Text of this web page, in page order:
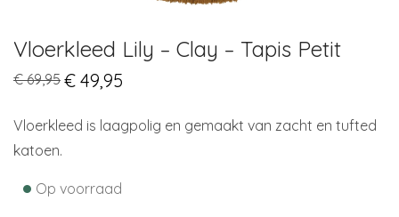
Vloerkleed Lily – Clay – Tapis Petit
€69,95 Original
price
€ 69,95.
€ 49,95
€ 49,95.
Vloerkleed is laagpolig en gemaakt van zacht en tufted
katoen.
• Op voorraad